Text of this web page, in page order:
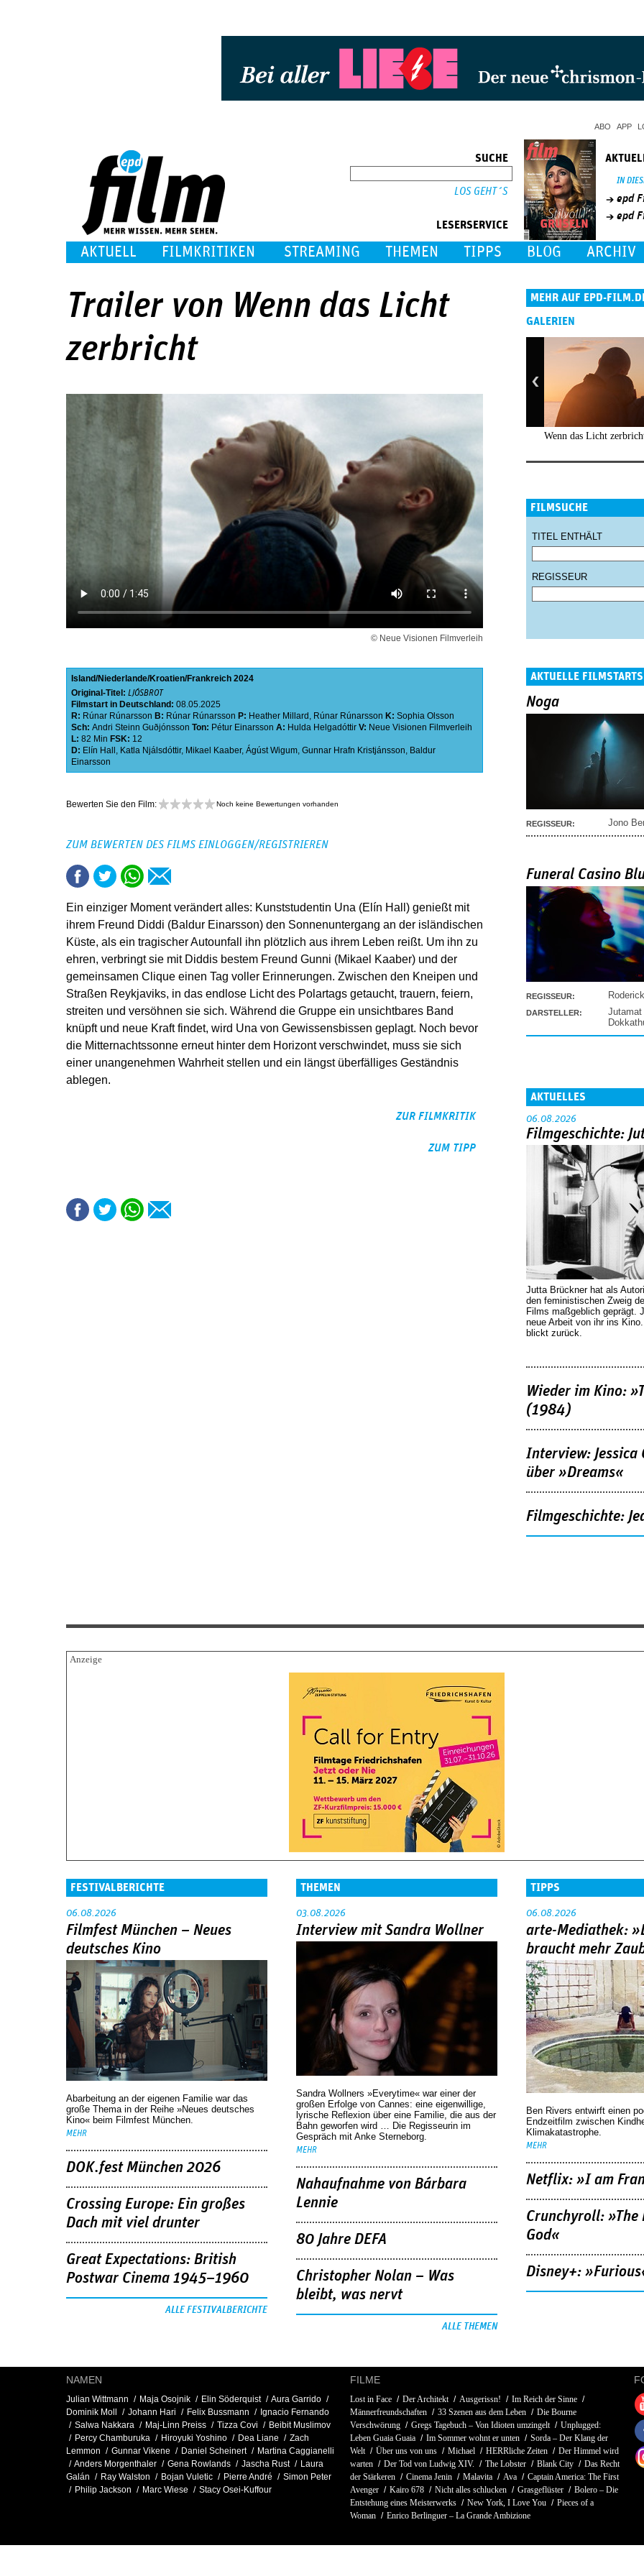
ABO APP
SUCHE
LESERSERVICE
IN
epd
epd
AKTUELL FILMKRITIKEN STREAMING THEMEN TIPPS BLOG ARCHIV
Trailer von Wenn das Licht
zerbricht
© Neue Visionen Filmverleih
Island Niederlande Kroatien Frankreich 2024
Original-Titel: LJÓSBROT
Filmstart in Deutschland: 08.05.2025
R: Rúnar Rúnarsson B: Rúnar Rúnarsson P: Heather Millard , Rúnar Rúnarsson K: Sophia Olsson
Sch: Andri Steinn Guðjónsson Ton: Pétur Einarsson A: Hulda Helgadóttir V: Neue Visionen Filmverleih
L: 82 Min FSK: 12
D: Elín Hall , Katla Njálsdóttir, Mikael Kaaber, Ágúst Wigum, Gunnar Hrafn Kristjánsson, Baldur
Einarsson
Bewerten Sie den Film: Noch keine Bewertungen vorhanden
ZUM BEWERTEN DES FILMS EINLOGGEN/REGISTRIEREN
Ein einziger Moment verändert alles: Kunststudentin Una (Elín Hall) genießt mit
ihrem Freund Diddi (Baldur Einarsson) den Sonnenuntergang an der isländischen
Küste, als ein tragischer Autounfall ihn plötzlich aus ihrem Leben reißt. Um ihn zu
ehren, verbringt sie mit Diddis bestem Freund Gunni (Mikael Kaaber) und der
gemeinsamen Clique einen Tag voller Erinnerungen. Zwischen den Kneipen und
Straßen Reykjaviks, in das endlose Licht des Polartags getaucht, trauern, feiern,
streiten und versöhnen sie sich. Während die Gruppe ein unsichtbares Band
knüpft und neue Kraft findet, wird Una von Gewissensbissen geplagt. Noch bevor
die Mitternachtssonne erneut hinter dem Horizont verschwindet, muss sie sich
einer unangenehmen Wahrheit stellen und ein längst überfälliges Geständnis
ablegen.
ZUR FILMKRITIK
ZUM TIPP
MEHR AUF EPD-
GALERIEN
Wenn das Licht
FILMSUCHE
TITEL ENTHÄLT
REGISSEUR
AKTUELLE FILMSTARTS
Noga
REGISSEUR: Jono
Funeral Casino
REGISSEUR:
DARSTELLER: Jutamat
AKTUELLES
06.08.2026
Filmgeschichte:
Jutta Brückner hat als
den feministischen Zweig
Films maßgeblich geprägt.
neue Arbeit von ihr ins
blickt zurück.
Wieder im Kino:
(1984)
Interview: Jessica
über »Dreams«
Filmgeschichte:
FESTIVALBERICHTE
06.08.2026
Filmfest München – Neues
deutsches Kino
Abarbeitung an der eigenen Familie war das
große Thema in der Reihe »Neues deutsches
Kino« beim Filmfest München.
MEHR
DOK.fest München 2026
Crossing Europe: Ein großes
Dach mit viel drunter
Great Expectations: British
Postwar Cinema 1945–1960
ALLE FESTIVALBERICHTE
THEMEN
03.08.2026
Interview mit Sandra Wollner
Sandra Wollners »Everytime« war einer der
großen Erfolge von Cannes: eine eigenwillige,
lyrische Reflexion über eine ­Familie, die aus der
Bahn geworfen wird … Die Regisseurin im
Gespräch mit Anke Sterneborg.
MEHR
Nahaufnahme von Bárbara
Lennie
80 Jahre DEFA
Christopher Nolan – Was
bleibt, was nervt
ALLE THEMEN
TIPPS
06.08.2026
arte-Mediathek:
braucht mehr
Ben Rivers entwirft einen
Endzeitfilm zwischen
Klimakatastrophe.
MEHR
Netflix: »I am
Crunchyroll: »The
God«
Disney+:
NAMEN
Julian Wittmann Maja Osojnik Elin Söderquist
Aura Garrido
Dominik Moll
Johann Hari Felix Bussmann
Ignacio Fernando
Salwa Nakkara
Maj-Linn Preiss Tizza Covi
Beibit Muslimov
Percy Chamburuka
Hiroyuki Yoshino Dea Liane
Zach
Lemmon
Gunnar Vikene Daniel Scheinert
Martina Caggianelli
Anders Morgenthaler
Gena Rowlands Jascha Rust
Laura
Galán
Ray Walston Bojan Vuletic Pierre André
Simon Peter
Philip Jackson
Marc Wiese Stacy Osei-Kuffour
FILME
Lost in Face Der Architekt Ausgerissn!
Im Reich der Sinne
Männerfreundschaften
33 Szenen aus dem Leben
Die Bourne
Verschwörung
Gregs Tagebuch – Von Idioten umzingelt
Unplugged:
Leben Guaia Guaia
Im Sommer wohnt er unten
Sorda – Der Klang der
Welt
Über uns von uns Michael HERRliche Zeiten
Der Himmel wird
warten
Der Tod von Ludwig XIV. The Lobster Blank City
Das Recht
der Stärkeren
Cinema Jenin Malavita Ava
Captain America: The First
Avenger
Kairo 678 Nicht alles schlucken Grasgeflüster
Bolero – Die
Entstehung eines Meisterwerks
New York, I Love You
Pieces of a
Woman
Enrico Berlinguer – La Grande Ambizione